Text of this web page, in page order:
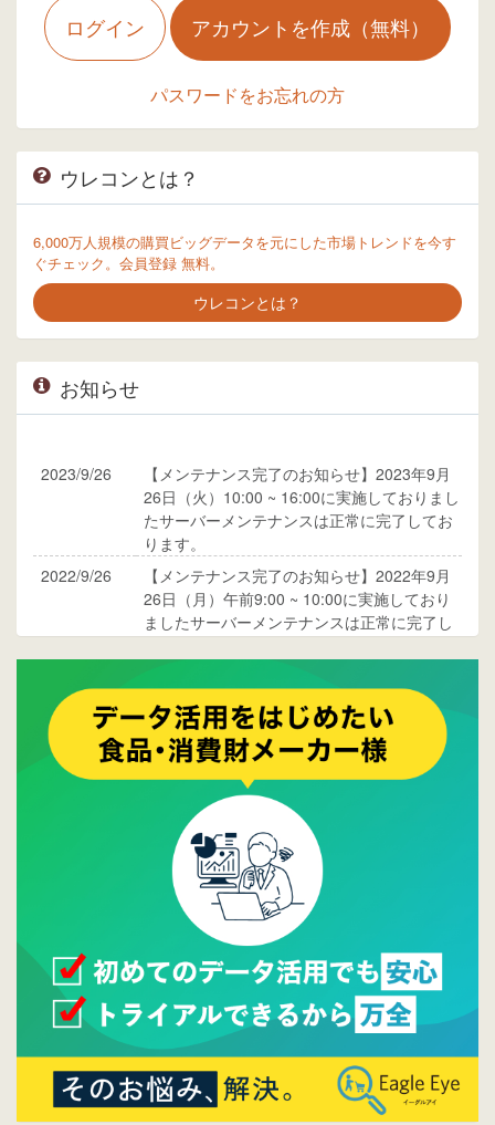
ログイン アカウントを作成（無料）
パスワードをお忘れの方
ウレコンとは？
6,000万人規模の購買ビッグデータを元にした市場トレンドを今す
ぐチェック。会員登録 無料。
ウレコンとは？
お知らせ
2023/9/26
【メンテナンス完了のお知らせ】2023年9月
26日（火）10:00 ~ 16:00に実施しておりまし
たサーバーメンテナンスは正常に完了してお
ります。
2022/9/26
【メンテナンス完了のお知らせ】2022年9月
26日（月）午前9:00 ~ 10:00に実施しており
ましたサーバーメンテナンスは正常に完了し
ご覧ください。
2015/10/19
ウレコンのサイト機能を大幅バージョンアッ
プ。詳細はこちら。⇒告知ページへ
2015/09/28
ウレコンが機能拡充し、サイトリニューアル
しました。⇒
ウレコンFacebook
Facebookページを開設しました。詳細は
ら。
ウレコンサイトリリースしました。